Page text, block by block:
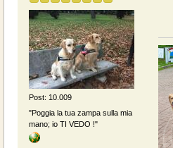
Post: 10.009
"Poggia la tua zampa sulla mia
mano; io TI VEDO !"